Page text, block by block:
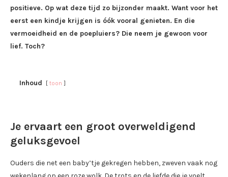
positieve. Op wat deze tijd zo bijzonder maakt. Want voor het
eerst een kindje krijgen is óók vooral genieten. En die
vermoeidheid en de poepluiers? Die neem je gewoon voor
lief. Toch?
Inhoud toon
Je ervaart een groot overweldigend
geluksgevoel
Ouders die net een baby’tje gekregen hebben, zweven vaak nog